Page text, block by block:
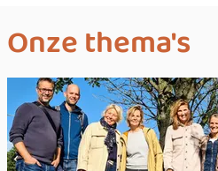
Onze thema's